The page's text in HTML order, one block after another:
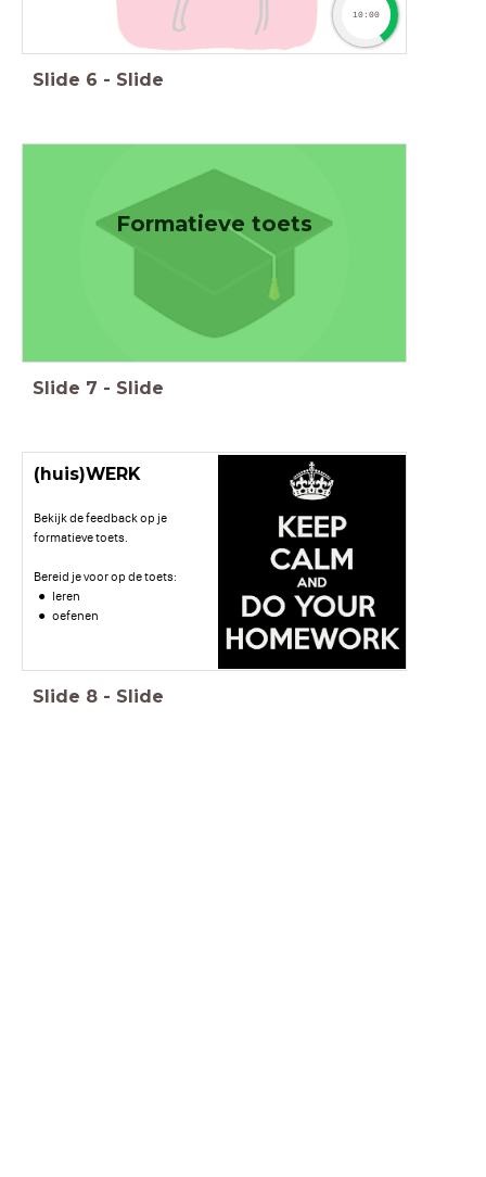
10:00
Slide 6 - Slide
Formatieve toets
Slide 7 - Slide
(huis)WERK
Bekijk de feedback op je
formatieve toets.
Bereid je voor op de toets:
leren
oefenen
Slide 8 - Slide